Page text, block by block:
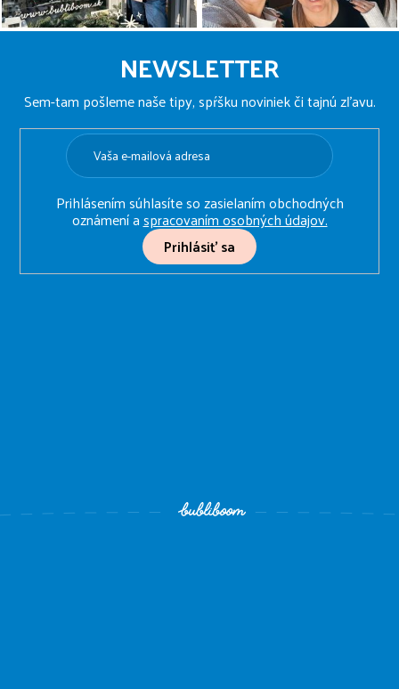
Z
NEWSLETTER
Sem-tam pošleme naše tipy, spŕšku noviniek či tajnú zľavu.
Prihlásením súhlasíte so zasielaním obchodných
oznámení aspracovaním osobných údajov.
Prihlásiť sa